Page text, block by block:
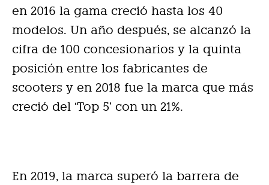
en 2016 la gama creció hasta los 40
modelos. Un año después, se alcanzó la
cifra de 100 concesionarios y la quinta
posición entre los fabricantes de
scooters y en 2018 fue la marca que más
creció del ‘Top 5’ con un 21%.
En 2019, la marca superó la barrera de